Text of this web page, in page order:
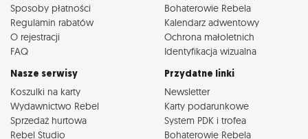
Sposoby płatności
Regulamin rabatów
O rejestracji
FAQ
Bohaterowie Rebela
Kalendarz adwentowy
Ochrona małoletnich
Identyfikacja wizualna
Nasze serwisy
Koszulki na karty
Wydawnictwo Rebel
Sprzedaż hurtowa
Rebel Studio
Przydatne linki
Newsletter
Karty podarunkowe
System PDK i trofea
Bohaterowie Rebela